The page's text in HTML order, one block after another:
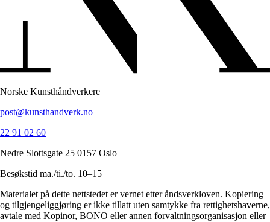
Norske Kunsthåndverkere
post@kunsthandverk.no
22 91 02 60
Nedre Slottsgate 25 0157 Oslo
Besøkstid ma./ti./to. 10–15
Materialet på dette nettstedet er vernet etter åndsverkloven. Kopiering
og tilgjengeliggjøring er ikke tillatt uten samtykke fra rettighetshaverne,
avtale med Kopinor, BONO eller annen forvaltningsorganisasjon eller